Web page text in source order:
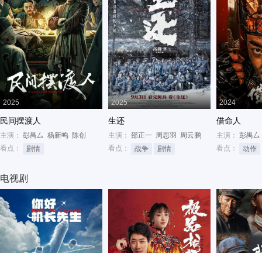
2025
民间摆渡人
主演： 彭禺厶 杨新鸣 陈创
看点：
剧情
2025
生还
主演： 邵正一 周思羽
周云鹏
看点：
战争 剧情
2024
借命人
主演： 彭禺厶
看点：
动作
电视剧